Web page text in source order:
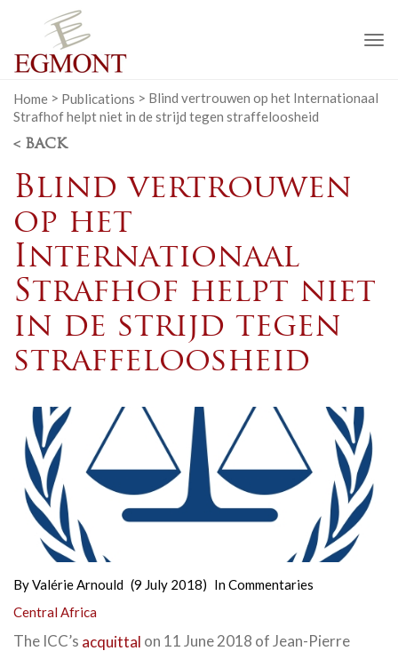
Home > Publications > Blind vertrouwen op het Internationaal
Strafhof helpt niet in de strijd tegen straffeloosheid
< BACK
Blind vertrouwen
op het
Internationaal
Strafhof helpt niet
in de strijd tegen
straffeloosheid
ByValérie Arnould (9 July 2018) InCommentaries
Central Africa
The ICC’s acquittal on 11 June 2018 of Jean-Pierre